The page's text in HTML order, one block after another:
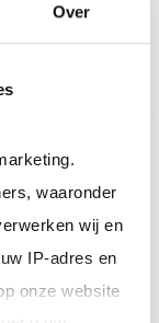
Over
waaronder
wij en
IP-adres en
onze website
in
te